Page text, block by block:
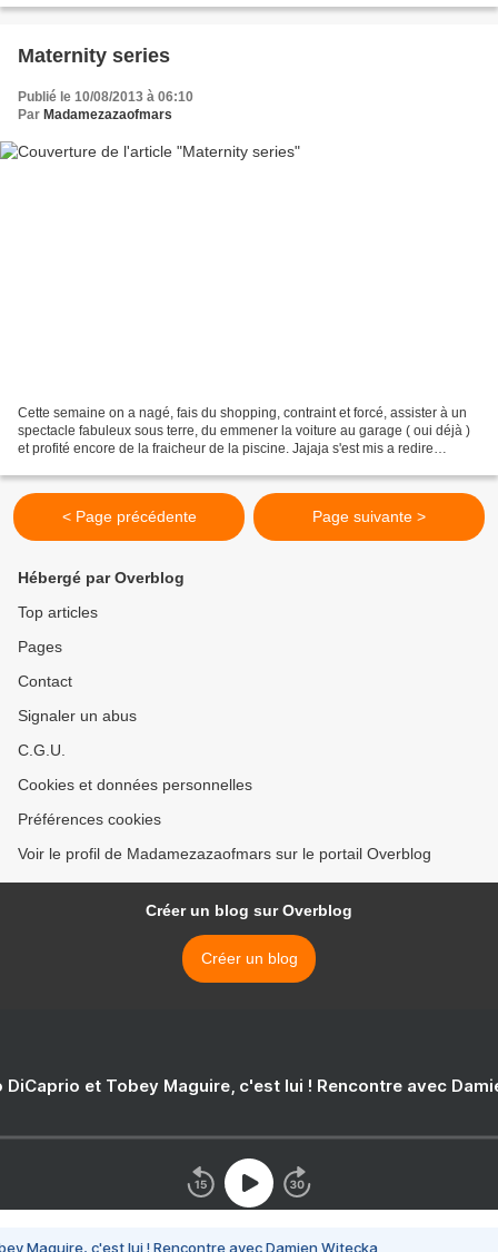
Maternity series
Publié le 10/08/2013 à 06:10
Par Madamezazaofmars
Cette semaine on a nagé, fais du shopping, contraint et forcé, assister à un
spectacle fabuleux sous terre, du emmener la voiture au garage ( oui déjà )
et profité encore de la fraicheur de la piscine. Jajaja s'est mis a redire
< Page précédente Page suivante >
Hébergé par Overblog
Top articles
Pages
Contact
Signaler un abus
C.G.U.
Cookies et données personnelles
Préférences cookies
Voir le profil de Madamezazaofmars sur le portail Overblog
Créer un blog sur Overblog
Créer un blog
DiCaprio et Tobey Maguire, c'est lui ! Rencontre avec
Maguire, c'est lui ! Rencontre avec Damien Witecka